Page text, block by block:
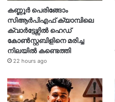
കണ്ണൂർ പെരിങ്ങോം
സിആർപിഎഫ് ക്യാമ്പിലെ
ക്വാർട്ടേഴ്സിൽ ഹെഡ്
കോൺസ്റ്റബിളിനെ മരിച്ച
നിലയിൽ കണ്ടെത്തി
22 hours ago